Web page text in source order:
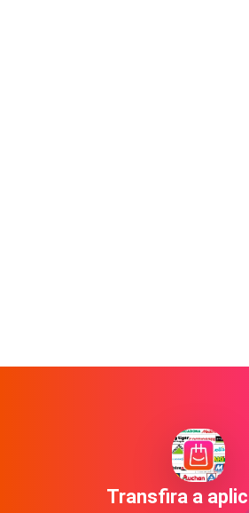
Transfira a